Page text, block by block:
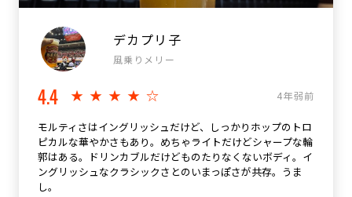
デカプリ子
風乗りメリー
4.4 ★★★★☆ 4年弱前
モルティさはイングリッシュだけど、しっかりホップのトロ
ピカルな華やかさもあり。めちゃライトだけどシャープな輪
郭はある。ドリンカブルだけどものたりなくないボディ。イ
ングリッシュなクラシックさとのいまっぽさが共存。うま
し。